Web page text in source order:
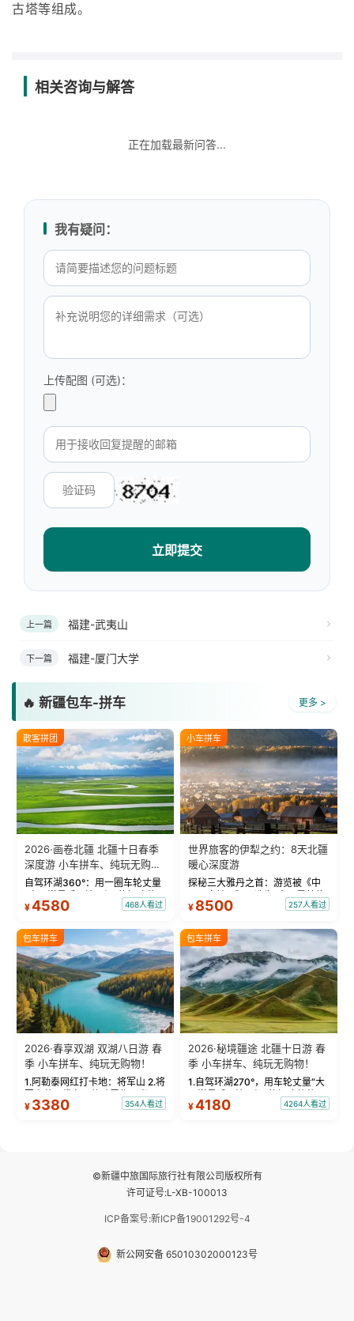
古塔等组成。
相关咨询与解答
正在加载最新问答...
我有疑问：
上传配图 (可选)：
立即提交
上一篇 福建-武夷山
下一篇 福建-厦门大学
🔥 新疆包车-拼车 更多 >
散客拼团
2026·画卷北疆 北疆十日春季
深度游 小车拼车、纯玩无购
物！
自驾环湖360°：用一圈车轮丈量
“大西洋最后一滴眼泪”的极致蔚
蓝。 赛湖旅拍：甄选多款风格服
绝美瞬间。 赛湖坦克300跟车视
频：专业摄影师...
¥4580 468人看过
小车拼车
世界旅客的伊犁之约：8天北疆
暖心深度游
探秘三大雅丹之首：游览被《中
国国家地理》评选为“中国最美的
三大雅丹”第一名的克拉玛依魔鬼
瓦人最大村落——禾木村，欣赏
晨雾与小木...
¥ 8500 257人看过
包车拼车
2026·春享双湖 双湖八日游 春
季 小车拼车、纯玩无购物！
1.阿勒泰网红打卡地：将军山 2.将
军山落日缆车，体验雪都风光 3.
将军山，夕阳派对，蹦迪party 4.
¥ 3380 354人看过
包车拼车
2026·秘境疆途 北疆十日游 春
季 小车拼车、纯玩无购物！
1.自驾环湖270°，用车轮丈量“大
西洋最后一滴眼泪”的极致蔚蓝，
让雪山、花海与深邃湖水在转弯
¥4180 4264人看过
©新疆中旅国际旅行社有限公司版权所有
许可证号:L-XB-100013
ICP备案号:新ICP备19001292号-4
新公网安备 65010302000123号